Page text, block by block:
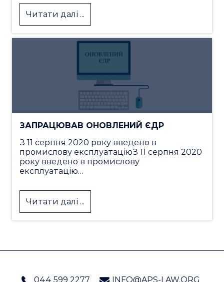
Читати далі ...
ЗАПРАЦЮВАВ ОНОВЛЕНИЙ ЄДР
З 11 серпня 2020 року введено в
промислову експлуатаціюЗ 11 серпня 2020
року введено в промислову
експлуатацію…
Читати далі ...
044 599 2277 INFO@APS-LAW.ORG